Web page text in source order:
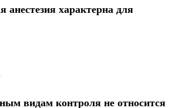
анестезия характерна для
видам контроля не относится